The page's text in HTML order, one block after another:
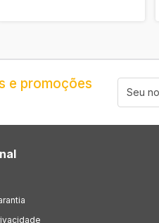
e promoções